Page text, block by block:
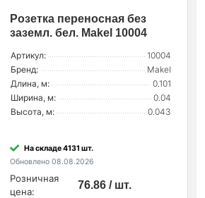
Розетка переносная без
заземл. бел. Makel 10004
Артикул:
10004
Бренд:
Makel
Длина, м:
0.101
Ширина, м:
0.04
Высота, м:
0.043
На складе 4131 шт.
Обновлено 08.08.2026
Розничная
цена:
76.86 / шт.